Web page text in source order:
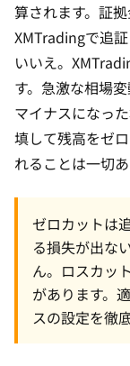
算されます。 証
XMTradingで追
いいえ。
す。急激な相場
マイナスになっ
填して残高をゼ
れることは一切あ
ゼロカットは
る損失が出な
ん。ロスカッ
があります。
スの設定を徹